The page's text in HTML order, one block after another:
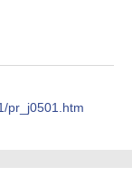
pr_j0501.htm